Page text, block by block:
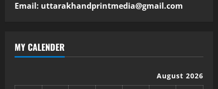
Email: uttarakhandprintmedia@gmail.com
MY CALENDER
August 2026